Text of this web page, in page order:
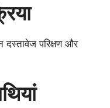
दस्तावेज परिक्षण और